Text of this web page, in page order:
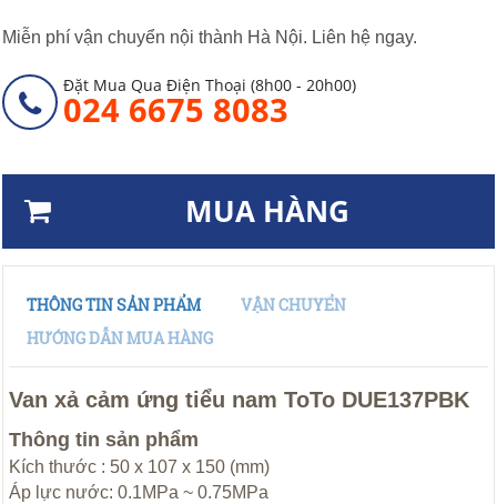
Miễn phí vận chuyển nội thành Hà Nội. Liên hệ ngay.
Đặt Mua Qua Điện Thoại (8h00 - 20h00)
024 6675 8083
MUA HÀNG
THÔNG TIN SẢN PHẨM
VẬN CHUYỂN
HƯỚNG DẪN MUA HÀNG
Van xả cảm ứng tiểu nam ToTo DUE137PBK
Thông tin sản phẩm
Kích thước : 50 x 107 x 150 (mm)
Áp lực nước: 0.1MPa ~ 0.75MPa